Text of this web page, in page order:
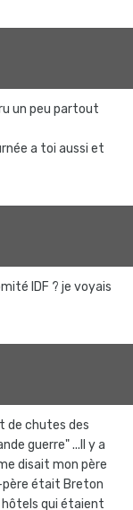
un peu partout
a toi aussi et
IDF ? je voyais
de chutes des
guerre" ...Il y a
disait mon père
père était Breton
hôtels qui étaient